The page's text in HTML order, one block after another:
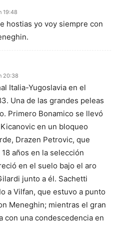
19:48
hostias yo voy siempre con
20:38
Italia-Yugoslavia en el
Una de las grandes peleas
Primero Bonamico se llevó
en un bloqueo
Drazen Petrovic, que
años en la selección
en el suelo bajo el aro
junto a él. Sachetti
a Vilfan, que estuvo a punto
Meneghin; mientras el gran
con una condescedencia en